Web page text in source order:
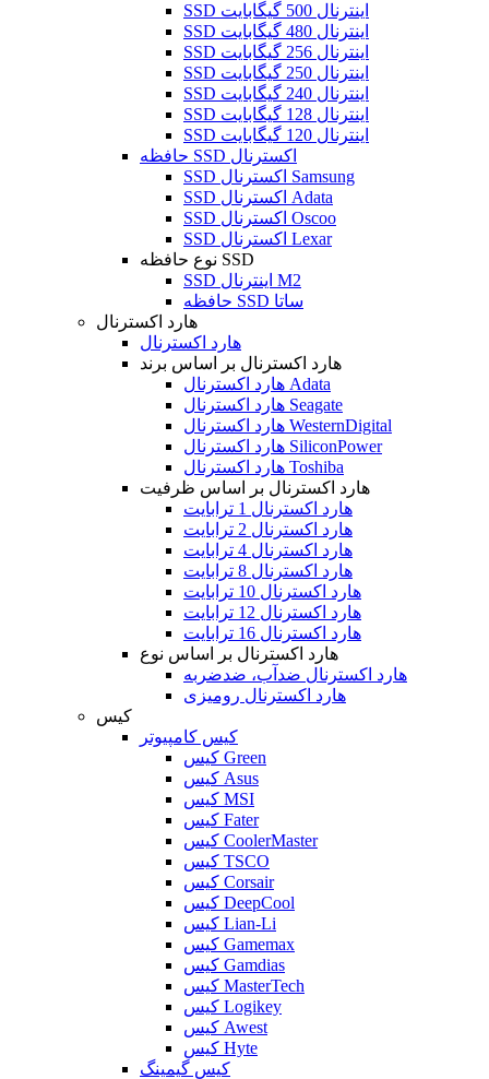
SSD اینترنال 500 گیگابایت
SSD اینترنال 480 گیگابایت
SSD اینترنال 256 گیگابایت
SSD اینترنال 250 گیگابایت
SSD اینترنال 240 گیگابایت
SSD اینترنال 128 گیگابایت
SSD اینترنال 120 گیگابایت
حافظه SSD اکسترنال
SSD اکسترنال Samsung
SSD اکسترنال Adata
SSD اکسترنال Oscoo
SSD اکسترنال Lexar
نوع حافظه SSD
SSD اینترنال M2
حافظه SSD ساتا
هارد اکسترنال
هارد اکسترنال
هارد اکسترنال بر اساس برند
هارد اکسترنال Adata
هارد اکسترنال Seagate
هارد اکسترنال WesternDigital
هارد اکسترنال SiliconPower
هارد اکسترنال Toshiba
هارد اکسترنال بر اساس ظرفیت
هارد اکسترنال 1 ترابایت
هارد اکسترنال 2 ترابایت
هارد اکسترنال 4 ترابایت
هارد اکسترنال 8 ترابایت
هارد اکسترنال 10 ترابایت
هارد اکسترنال 12 ترابایت
هارد اکسترنال 16 ترابایت
هارد اکسترنال بر اساس نوع
هارد اکسترنال ضدآب، ضدضربه
هارد اکسترنال رومیزی
کیس
کیس کامپیوتر
کیس Green
کیس Asus
کیس MSI
کیس Fater
کیس CoolerMaster
کیس TSCO
کیس Corsair
کیس DeepCool
کیس Lian-Li
کیس Gamemax
کیس Gamdias
کیس MasterTech
کیس Logikey
کیس Awest
کیس Hyte
کیس گیمینگ